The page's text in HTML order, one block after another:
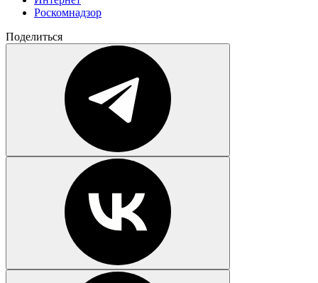
Роскомнадзор
Поделиться